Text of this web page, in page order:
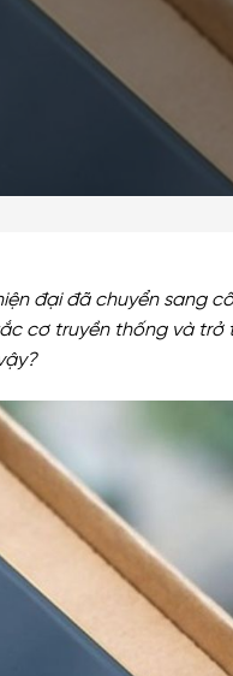
đại đã chuyển sang
cơ truyền thống và trở